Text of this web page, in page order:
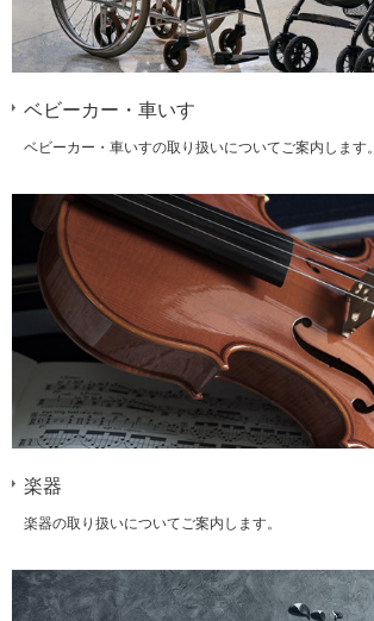
ベビーカー・車いす
ベビーカー・車いすの取り扱いについてご案内します。
楽器
楽器の取り扱いについてご案内します。